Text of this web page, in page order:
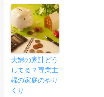
夫婦の家計どう
してる？専業主
婦の家庭のやり
くり